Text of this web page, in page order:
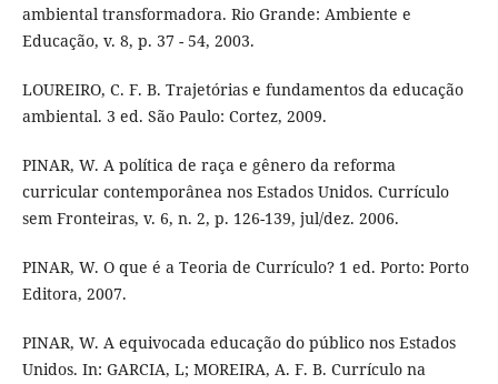
ambiental transformadora. Rio Grande: Ambiente e
Educação, v. 8, p. 37 - 54, 2003.
LOUREIRO, C. F. B. Trajetórias e fundamentos da educação
ambiental. 3 ed. São Paulo: Cortez, 2009.
PINAR, W. A política de raça e gênero da reforma
curricular contemporânea nos Estados Unidos. Currículo
sem Fronteiras, v. 6, n. 2, p. 126-139, jul/dez. 2006.
PINAR, W. O que é a Teoria de Currículo? 1 ed. Porto: Porto
Editora, 2007.
PINAR, W. A equivocada educação do público nos Estados
Unidos. In: GARCIA, L; MOREIRA, A. F. B. Currículo na